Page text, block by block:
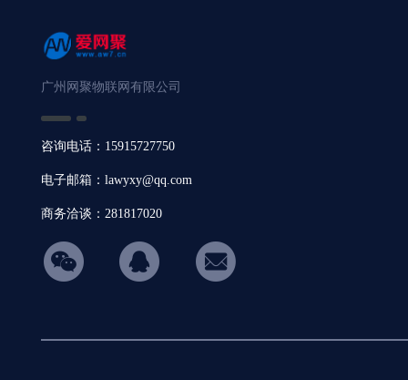
广州网聚物联网有限公司
咨询电话：15915727750
电子邮箱：lawyxy@qq.com
商务洽谈：281817020
hicon34